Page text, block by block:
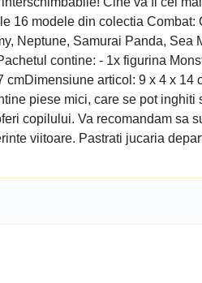
16 modele din colectia Combat:
Neptune, Samurai Panda,
contine: - 1x figurina
cmDimensiune articol: 9 x 4 x
piese mici, care se pot
copilului. Va recomandam sa
viitoare. Pastrati jucaria